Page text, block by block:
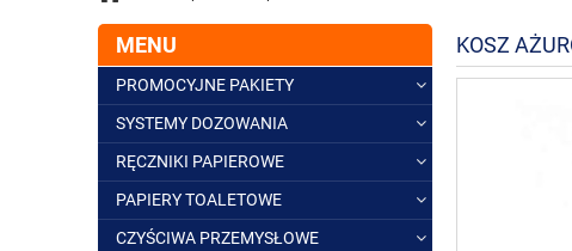
MENU
PROMOCYJNE PAKIETY
SYSTEMY DOZOWANIA
RĘCZNIKI PAPIEROWE
PAPIERY TOALETOWE
CZYŚCIWA PRZEMYSŁOWE
KOSZ